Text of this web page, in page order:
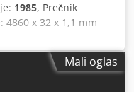
1985, Prečnik
4860 x 32 x 1,1 mm
mm Chsdpfewyfa Ajx
Pogon motora: 4 kW
cca. 2600 x 2600 xMali oglas